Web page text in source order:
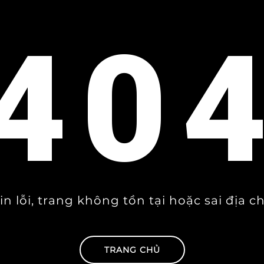
lỗi, trang không tồn tại hoặc sai địa
TRANG CHỦ